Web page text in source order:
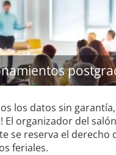
los datos sin
El organizador del salón
se reserva el derecho
feriales.